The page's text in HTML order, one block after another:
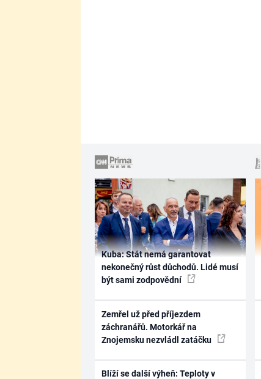
Kuba: Stát nemá garantovat
nekonečný růst důchodů. Lidé musí
být sami zodpovědní
Zemřel už před příjezdem
záchranářů. Motorkář na
Znojemsku nezvládl zatáčku
Blíží se další výheň: Teploty v